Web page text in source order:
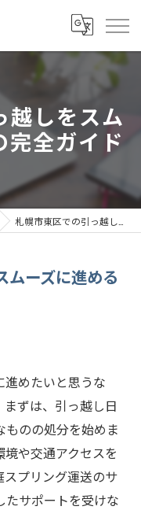
越しをスム
完全ガイド
札幌市東区での引っ越しをスムーズに進めるための完全ガイド
ムーズに進める
進めたいと思うな
ずは、引っ越し日
ものの処分を始めま
や交通アクセスを
プリング運送のサ
たサポートを受けな